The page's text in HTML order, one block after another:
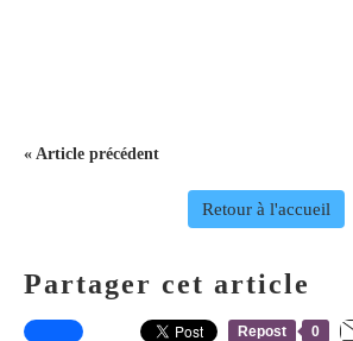
« Article précédent
Retour à l'accueil
Partager cet article
Repost 0